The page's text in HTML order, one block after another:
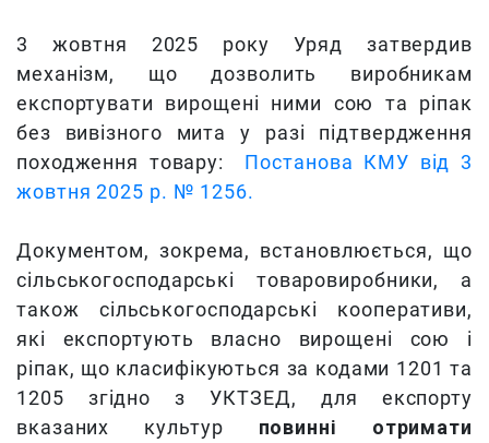
3 жовтня 2025 року Уряд затвердив
механізм, що дозволить виробникам
експортувати вирощені ними сою та ріпак
без вивізного мита у разі підтвердження
походження товару: Постанова КМУ від 3
жовтня 2025 р. № 1256.
Документом, зокрема, встановлюється, що
сільськогосподарські товаровиробники, а
також сільськогосподарські кооперативи,
які експортують власно вирощені сою і
ріпак, що класифікуються за кодами 1201 та
1205 згідно з УКТЗЕД, для експорту
вказаних культур повинні отримати